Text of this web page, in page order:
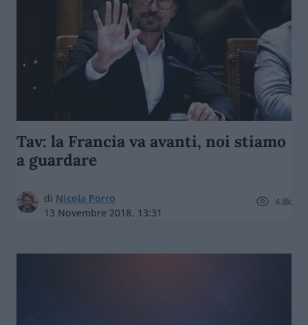
Tav: la Francia va avanti, noi stiamo
a guardare
di Nicola Porro
13 Novembre 2018, 13:31
4.8k